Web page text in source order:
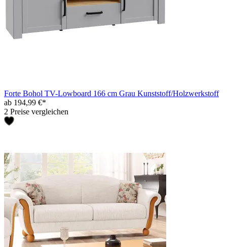
Forte Bohol TV-Lowboard 166 cm Grau Kunststoff/Holzwerkstoff
ab 194,99 €*
2 Preise vergleichen